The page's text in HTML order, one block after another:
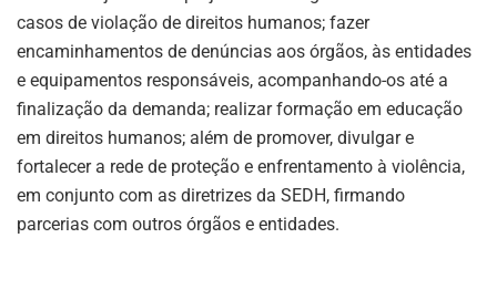
casos de violação de direitos humanos; fazer
encaminhamentos de denúncias aos órgãos, às entidades
e equipamentos responsáveis, acompanhando-os até a
finalização da demanda; realizar formação em educação
em direitos humanos; além de promover, divulgar e
fortalecer a rede de proteção e enfrentamento à violência,
em conjunto com as diretrizes da SEDH, firmando
parcerias com outros órgãos e entidades.